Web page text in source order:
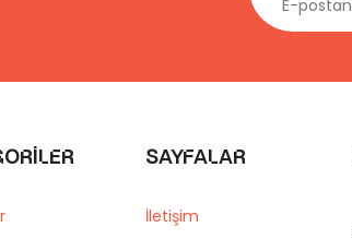
Sayfalar
İletişim